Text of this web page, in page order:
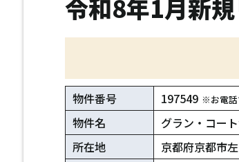
令和8年1月新
物件番号 197549 ※お電話
物件名
グラン・コー
所在地
京都府京都市